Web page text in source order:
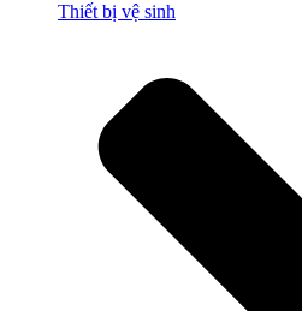
Thiết bị vệ sinh